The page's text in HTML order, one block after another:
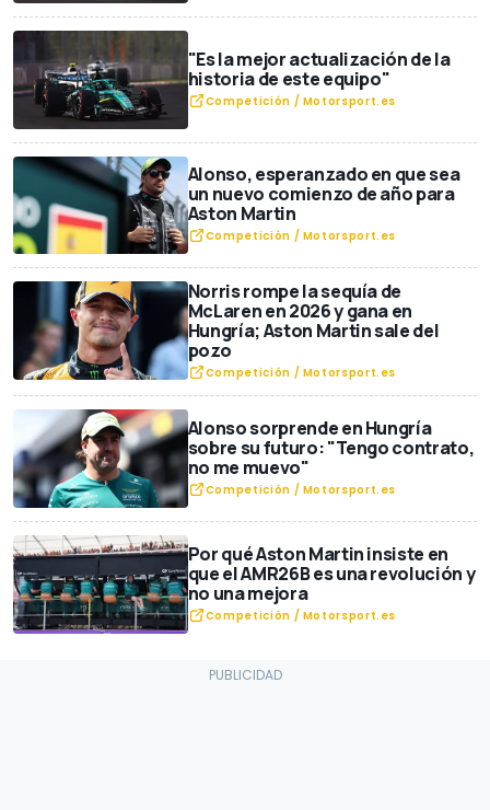
"Es la mejor actualización de la
historia de este equipo"
Competición / Motorsport.es
Alonso, esperanzado en que sea
un nuevo comienzo de año para
Aston Martin
Competición / Motorsport.es
Norris rompe la sequía de
McLaren en 2026 y gana en
Hungría; Aston Martin sale del
pozo
Competición / Motorsport.es
Alonso sorprende en Hungría
sobre su futuro: "Tengo contrato,
no me muevo"
Competición / Motorsport.es
Por qué Aston Martin insiste en
que el AMR26B es una revolución y
no una mejora
Competición / Motorsport.es